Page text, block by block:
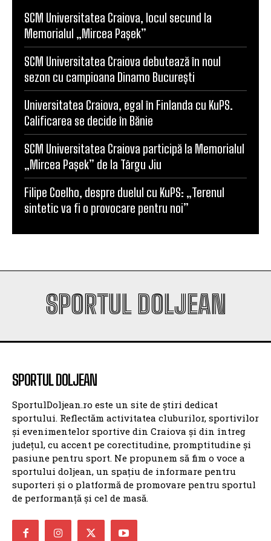
SCM Universitatea Craiova, locul secund la
Memorialul „Mircea Pașek”
SCM Universitatea Craiova debutează în noul
sezon cu campioana Dinamo București
Universitatea Craiova, egal în Finlanda cu KuPS.
Calificarea se decide în Bănie
SCM Universitatea Craiova participă la Memorialul
„Mircea Pașek” de la Târgu Jiu
Filipe Coelho, despre duelul cu KuPS: „Terenul
sintetic va fi o provocare pentru noi”
SPORTUL DOLJEAN
SPORTUL DOLJEAN
SportulDoljean.ro este un site de știri dedicat
sportului. Reflectăm activitatea cluburilor, sportivilor
și evenimentelor sportive din Craiova și din întreg
județul, cu accent pe corectitudine, promptitudine și
pasiune pentru sport. Ne propunem să fim o voce a
sportului doljean, un spațiu de informare pentru
suporteri și o platformă de promovare pentru sportul
de performanță și cel de masă.